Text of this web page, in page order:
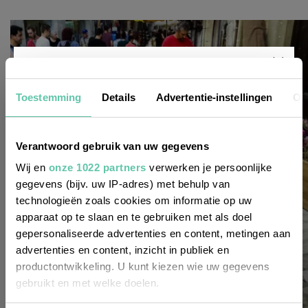
Toestemming Details Advertentie-instellingen
Verantwoord gebruik van uw gegevens
Wij en onze 1022 partners verwerken je persoonlijke
gegevens (bijv. uw IP-adres) met behulp van
technologieën zoals cookies om informatie op uw
apparaat op te slaan en te gebruiken met als doel
gepersonaliseerde advertenties en content, metingen aan
advertenties en content, inzicht in publiek en
productontwikkeling. U kunt kiezen wie uw gegevens
gebruikt en met welke doelen.
Nieuwsbrief
Wil je altijd als eerste op de hoogte zijn
van de laatste nieuwtjes, leuke adressen
en inspirerende tips voor Frankrijk? Meld
je dan aan voor onze 2-wekelijkse
nieuwsbrief. Zo gedaan!